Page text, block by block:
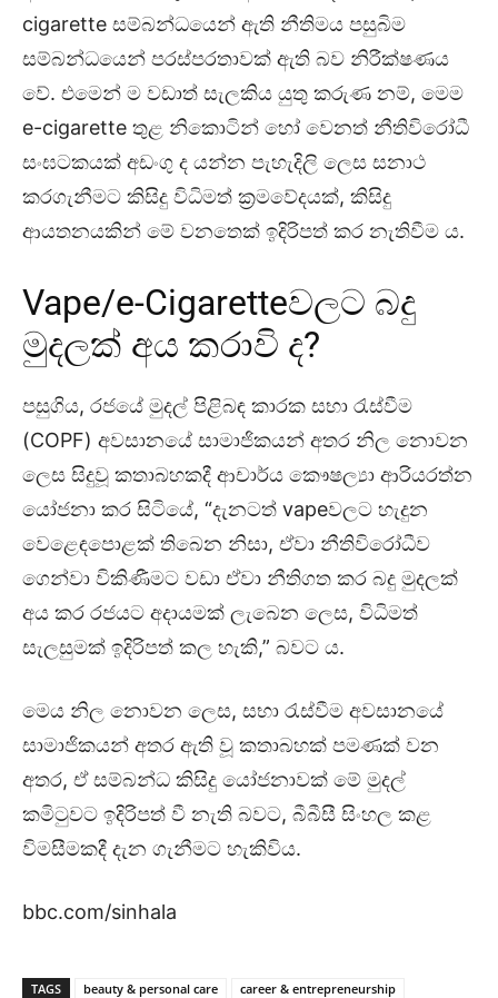
cigarette සම්බන්ධයෙන් ඇති නීතිමය පසුබිම
සම්බන්ධයෙන් පරස්පරතාවක් ඇති බව නිරීක්ෂණය
වේ. එමෙන් ම වඩාත් සැලකිය යුතු කරුණ නම්, මෙම
e-cigarette තුළ නිකොටින් හෝ වෙනත් නීතිවිරෝධී
සංඝටකයක් අඩංගු ද යන්න පැහැදිලි ලෙස සනාථ
කරගැනීමට කිසිදු විධිමත් ක්‍රමවේදයක්, කිසිදු
ආයතනයකින් මේ වනතෙක් ඉදිරිපත් කර නැතිවීම ය.
Vape/e-Cigaretteවලට බදු
මුදලක් අය කරාවි ද?
පසුගිය, රජයේ මුදල් පිළිබඳ කාරක සභා රැස්වීම
(COPF) අවසානයේ සාමාජිකයන් අතර නිල නොවන
ලෙස සිදුවූ කතාබහකදී ආචාර්ය කෞෂල්‍යා ආරියරත්න
යෝජනා කර සිටියේ, “දැනටත් vapeවලට හැදුන
වෙළෙඳපොළක් තිබෙන නිසා, ඒවා නීතිවිරෝධීව
ගෙන්වා විකිණීමට වඩා ඒවා නීතිගත කර බදු මුදලක්
අය කර රජයට අදායමක් ලැබෙන ලෙස, විධිමත්
සැලසුමක් ඉදිරිපත් කල හැකි,” බවට ය.
මෙය නිල නොවන ලෙස, සභා රැස්වීම අවසානයේ
සාමාජිකයන් අතර ඇති වූ කතාබහක් පමණක් වන
අතර, ඒ සම්බන්ධ කිසිදු යෝජනාවක් මේ මුදල්
කමිටුවට ඉදිරිපත් වී නැති බවට, බීබීසී සිංහල කළ
විමසීමකදී දැන ගැනීමට හැකිවිය.
bbc.com/sinhala
TAGS beauty & personal care
career & entrepreneurship